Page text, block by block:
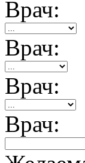
Врач:
Врач:
Врач:
Врач: